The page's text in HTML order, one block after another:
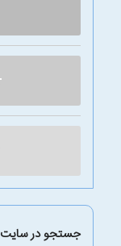
جستجو در سایت